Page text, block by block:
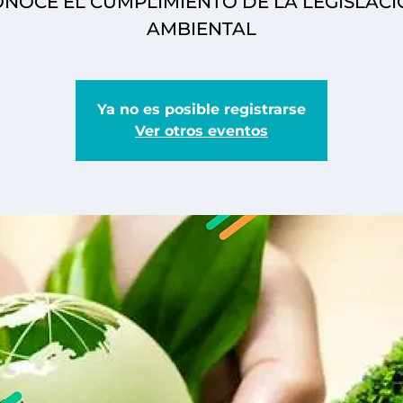
AMBIENTAL
Ya no es posible registrarse
Ver otros eventos